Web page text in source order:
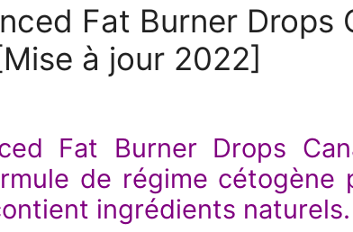
Fat Burner Drops
à jour 2022]
Fat Burner Drops
de régime cétogène
ingrédients naturels.